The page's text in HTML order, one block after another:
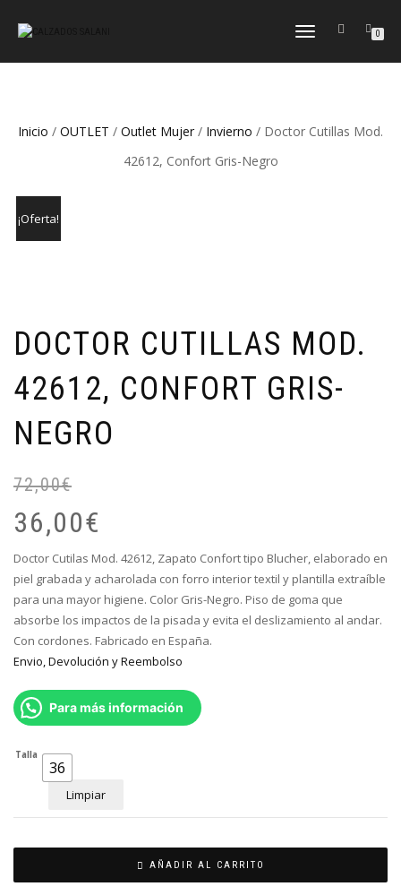
CAMBIAR
0
Inicio / OUTLET / Outlet Mujer / Invierno / Doctor Cutillas Mod.
42612, Confort Gris-Negro
¡Oferta!
DOCTOR CUTILLAS MOD.
42612, CONFORT GRIS-
NEGRO
72,00€
36,00€
Doctor Cutilas Mod. 42612, Zapato Confort tipo Blucher, elaborado en
piel grabada y acharolada con forro interior textil y plantilla extraíble
para una mayor higiene. Color Gris-Negro. Piso de goma que
absorbe los impactos de la pisada y evita el deslizamiento al andar.
Con cordones. Fabricado en España.
Envio, Devolución y Reembolso
Para más información
Talla
36
Limpiar
AÑADIR AL CARRITO